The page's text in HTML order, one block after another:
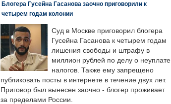
Блогера Гусейна Гасанова заочно приговорили к
четырем годам колонии
Суд в Москве приговорил блогера
Гусейна Гасанова к четырем годам
лишения свободы и штрафу в
миллион рублей по делу о неуплате
налогов. Также ему запрещено
публиковать посты в интернете в течение двух лет.
Приговор был вынесен заочно - блогер проживает
за пределами России.